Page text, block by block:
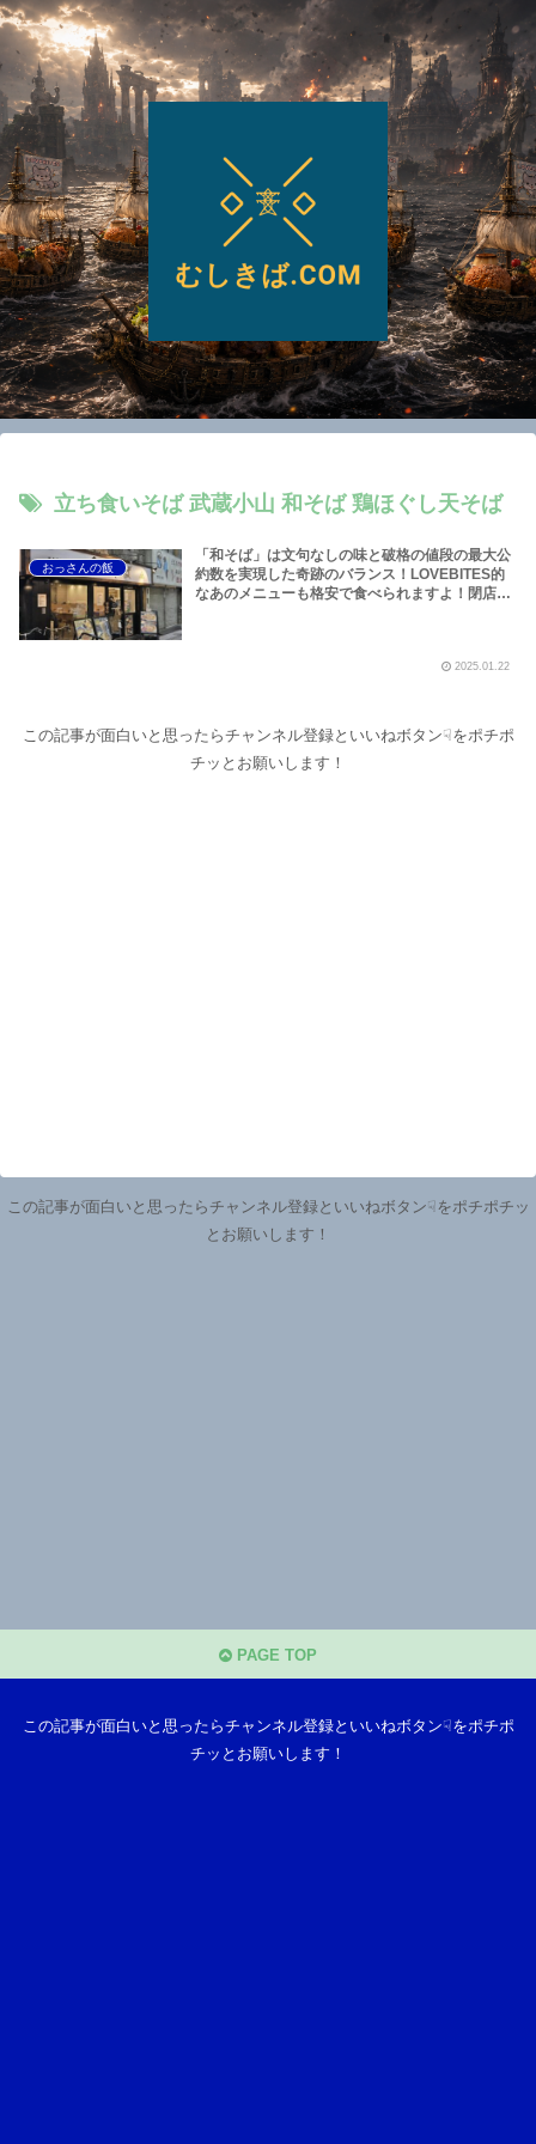
立ち食いそば 武蔵小山 和そば 鶏ほぐし天そば
おっさんの飯
「和そば」は文句なしの味と破格の値段の最大公
約数を実現した奇跡のバランス！LOVEBITES的
なあのメニューも格安で食べられますよ！閉店ラ
2025.01.22
この記事が面白いと思ったらチャンネル登録といいねボタン☟をポチポ
チッとお願いします！
この記事が面白いと思ったらチャンネル登録といいねボタン☟をポチポチッ
とお願いします！
PAGE TOP
この記事が面白いと思ったらチャンネル登録といいねボタン☟をポチポ
チッとお願いします！